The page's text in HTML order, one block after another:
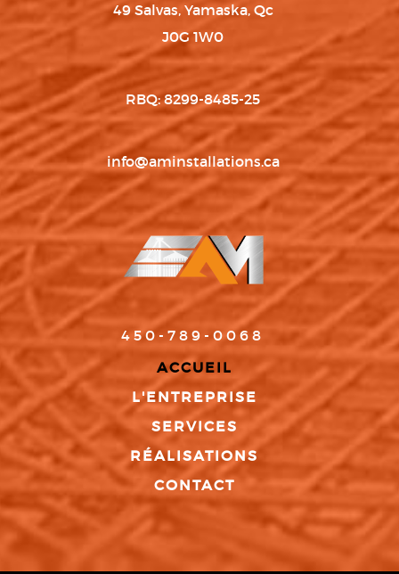
49 Salvas, Yamaska, Qc
J0G 1W0
RBQ: 8299-8485-25
info@aminstallations.ca
450-789-0068
ACCUEIL
L'ENTREPRISE
SERVICES
RÉALISATIONS
CONTACT